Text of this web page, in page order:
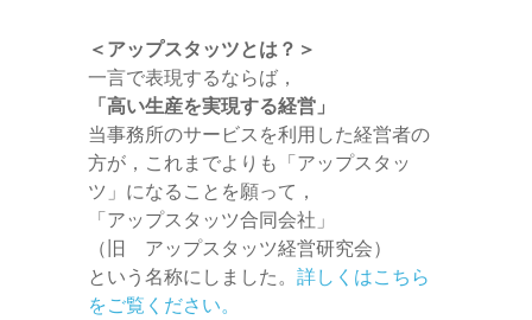
＜アップスタッツとは？＞
一言で表現するならば，
「高い生産を実現する経営」
当事務所のサービスを利用した経営者の
方が，これまでよりも「アップスタッ
ツ」になることを願って，
「アップスタッツ合同会社」
（旧 アップスタッツ経営研究会）
という名称にしました。 詳しくはこちら
をご覧ください。